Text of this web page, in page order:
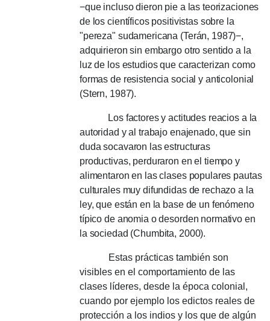
−que incluso dieron pie a las teorizaciones
de los científicos positivistas sobre la
"pereza" sudamericana (Terán, 1987)−,
adquirieron sin embargo otro sentido a la
luz de los estudios que caracterizan como
formas de resistencia social y anticolonial
(Stern, 1987).
Los factores y actitudes reacios a la
autoridad y al trabajo enajenado, que sin
duda socavaron las estructuras
productivas, perduraron en el tiempo y
alimentaron en las clases populares pautas
culturales muy difundidas de rechazo a la
ley, que están en la base de un fenómeno
típico de anomia o desorden normativo en
la sociedad (Chumbita, 2000).
Estas prácticas también son
visibles en el comportamiento de las
clases líderes, desde la época colonial,
cuando por ejemplo los edictos reales de
protección a los indios y los que de algún